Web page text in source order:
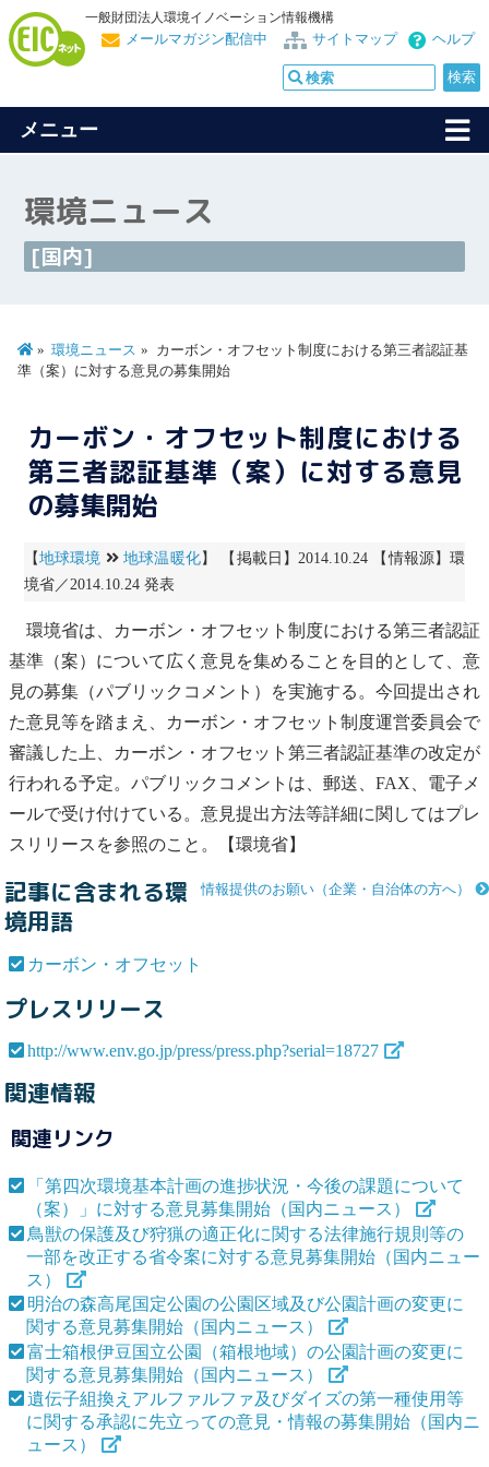
一般財団法人環境イノベーション情報機構
ヘルプ
サイトマップ
メールマガジン配信中
メニュー
環境ニュース
[国内]
環境ニュース
カーボン・オフセット制度における第三者認証基
準（案）に対する意見の募集開始
カーボン・オフセット制度における
第三者認証基準（案）に対する意見
の募集開始
【地球環境 地球温暖化】 【掲載日】2014.10.24 【情報源】環
境省／2014.10.24 発表
環境省は、 カーボン・オフセット 制度における第三者認証
基準（案）について広く意見を集めることを目的として、意
見の募集（パブリックコメント）を実施する。今回提出され
た意見等を踏まえ、
カーボン・オフセット 制度運営委員会で
審議した上、
カーボン・オフセット 第三者認証基準の改定が
行われる予定。パブリックコメントは、郵送、FAX、電子メ
ールで受け付けている。意見提出方法等詳細に関してはプレ
スリリースを参照のこと。【環境省】
情報提供のお願い（企業・自治体の方へ）
記事に含まれる環
境用語
カーボン・オフセット
プレスリリース
http://www.env.go.jp/press/press.php?serial=18727
関連情報
関連リンク
「第四次環境基本計画の進捗状況・今後の課題について
（案）」に対する意見募集開始（国内ニュース）
鳥獣の保護及び狩猟の適正化に関する法律施行規則等の
一部を改正する省令案に対する意見募集開始（国内ニュー
ス）
明治の森高尾国定公園の公園区域及び公園計画の変更に
関する意見募集開始（国内ニュース）
富士箱根伊豆国立公園（箱根地域）の公園計画の変更に
関する意見募集開始（国内ニュース）
遺伝子組換えアルファルファ及びダイズの第一種使用等
に関する承認に先立っての意見・情報の募集開始（国内ニ
ュース）